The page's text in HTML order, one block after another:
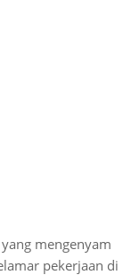
mengenyam
pekerjaan di